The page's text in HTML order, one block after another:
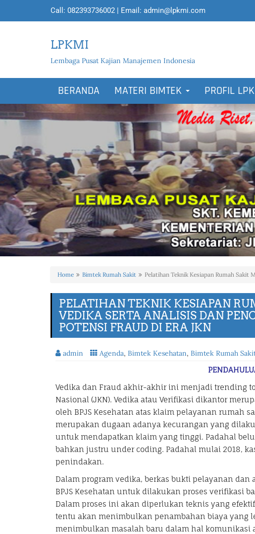
Call: 082393736002 | Email: admin@lpkmi.com
LPKMI
Lembaga Pusat Kajian Manajemen Indonesia
BERANDA MATERI BIMTEK PROFIL
Home Bimtek Rumah Sakit Pelatihan Teknik Kesiapan Rumah Sakit
PELATIHAN TEKNIK KESIAPAN
VEDIKA SERTA ANALISIS DAN
POTENSI FRAUD DI ERA JKN
admin Agenda, Bimtek Kesehatan, Bimtek Rumah
Vedika dan Fraud akhir-akhir ini menjadi trending
Nasional (JKN). Vedika atau Verifikasi dikantor
oleh BPJS Kesehatan atas klaim pelayanan rumah
merupakan dugaan adanya kecurangan yang
untuk mendapatkan klaim yang tinggi. Padahal
bahkan justru under coding. Padahal mulai 2018,
penindakan.
Dalam program vedika, berkas bukti pelayanan
BPJS Kesehatan untuk dilakukan proses verifikasi
Dalam proses ini akan diperlukan teknis yang
tentu akan menimbulkan penambahan biaya yang
menimbulkan masalah baru dalam hal komunikasi